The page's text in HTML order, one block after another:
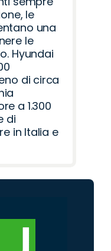
le
una
le
Hyundai
di circa
a 1.300
di
in Italia e